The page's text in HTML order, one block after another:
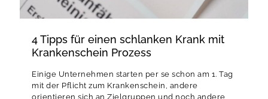
4 Tipps für einen schlanken Krank mit
Krankenschein Prozess
Einige Unternehmen starten per se schon am 1. Tag
mit der Pflicht zum Krankenschein, andere
orientieren sich an Zielgruppen und noch andere